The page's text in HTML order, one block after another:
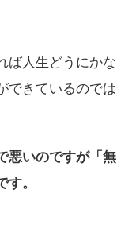
ば人生どうにかな
できているのでは
悪いのですが「無
。